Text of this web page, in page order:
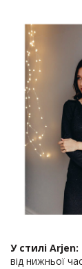
У стилі Arjen:
від нижньої